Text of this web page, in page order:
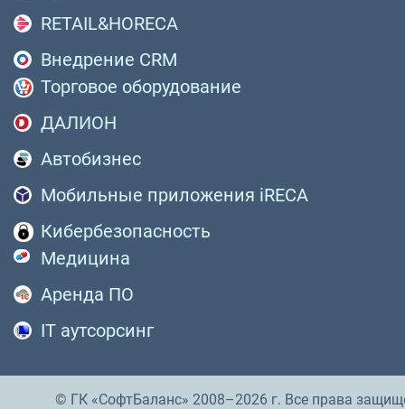
RETAIL&HORECA
Внедрение CRM
Торговое оборудование
ДАЛИОН
Автобизнес
Мобильные приложения iRECA
Кибербезопасность
Медицина
Аренда ПО
IT аутсорсинг
© ГК «СофтБаланс» 2008–2026 г. Все права